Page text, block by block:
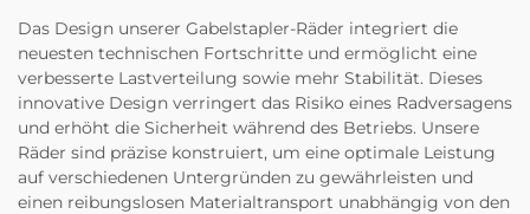
Das Design unserer Gabelstapler-Räder integriert die
neuesten technischen Fortschritte und ermöglicht eine
verbesserte Lastverteilung sowie mehr Stabilität. Dieses
innovative Design verringert das Risiko eines Radversagens
und erhöht die Sicherheit während des Betriebs. Unsere
Räder sind präzise konstruiert, um eine optimale Leistung
auf verschiedenen Untergründen zu gewährleisten und
einen reibungslosen Materialtransport unabhängig von den